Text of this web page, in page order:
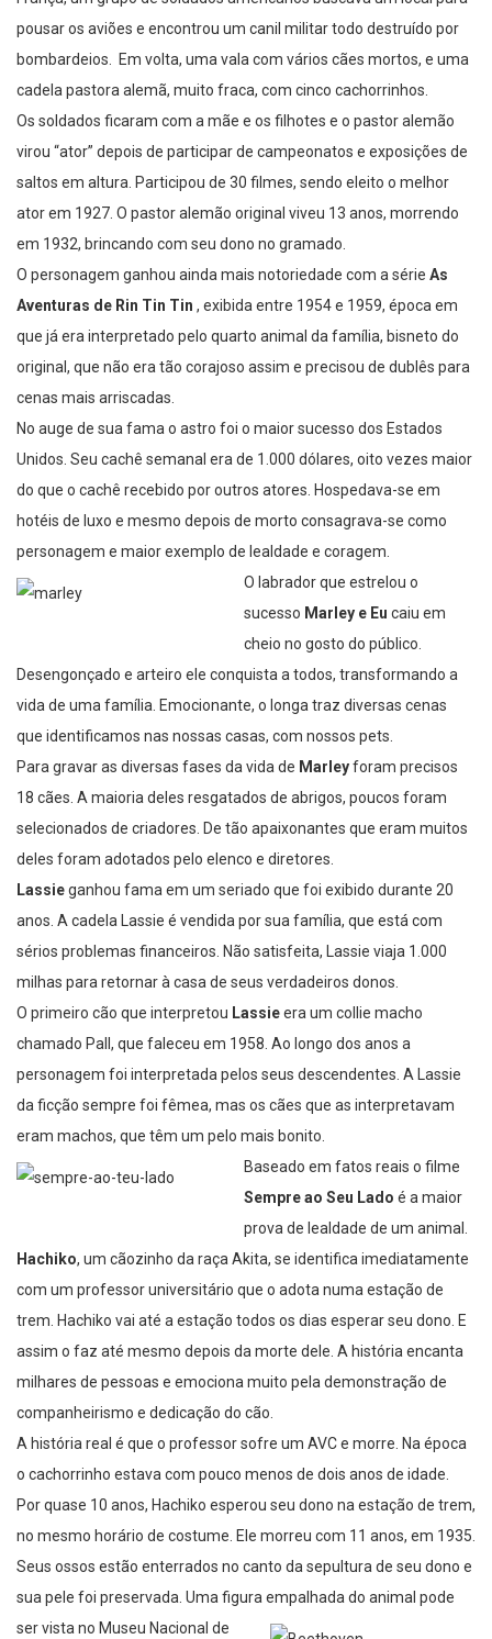
pousar os aviões e encontrou um canil militar todo destruído por
bombardeios. Em volta, uma vala com vários cães mortos, e uma
cadela pastora alemã, muito fraca, com cinco cachorrinhos.
Os soldados ficaram com a mãe e os filhotes e o pastor alemão
virou “ator” depois de participar de campeonatos e exposições de
saltos em altura. Participou de 30 filmes, sendo eleito o melhor
ator em 1927. O pastor alemão original viveu 13 anos, morrendo
em 1932, brincando com seu dono no gramado.
O personagem ganhou ainda mais notoriedade com a série As
Aventuras de Rin Tin Tin , exibida entre 1954 e 1959, época em
que já era interpretado pelo quarto animal da família, bisneto do
original, que não era tão corajoso assim e precisou de dublês para
cenas mais arriscadas.
No auge de sua fama o astro foi o maior sucesso dos Estados
Unidos. Seu cachê semanal era de 1.000 dólares, oito vezes maior
do que o cachê recebido por outros atores. Hospedava-se em
hotéis de luxo e mesmo depois de morto consagrava-se como
personagem e maior exemplo de lealdade e coragem.
O labrador que estrelou o
sucesso Marley e Eu caiu em
cheio no gosto do público.
Desengonçado e arteiro ele conquista a todos, transformando a
vida de uma família. Emocionante, o longa traz diversas cenas
que identificamos nas nossas casas, com nossos pets.
Para gravar as diversas fases da vida de Marleyforam precisos
18 cães. A maioria deles resgatados de abrigos, poucos foram
selecionados de criadores. De tão apaixonantes que eram muitos
deles foram adotados pelo elenco e diretores.
Lassieganhou fama em um seriado que foi exibido durante 20
anos. A cadela Lassie é vendida por sua família, que está com
sérios problemas financeiros. Não satisfeita, Lassie viaja 1.000
milhas para retornar à casa de seus verdadeiros donos.
O primeiro cão que interpretou Lassieera um collie macho
chamado Pall, que faleceu em 1958. Ao longo dos anos a
personagem foi interpretada pelos seus descendentes. A Lassie
da ficção sempre foi fêmea, mas os cães que as interpretavam
eram machos, que têm um pelo mais bonito.
Baseado em fatos reais o filme
Sempre ao Seu Lado é a maior
prova de lealdade de um animal.
Hachiko, um cãozinho da raça Akita, se identifica imediatamente
com um professor universitário que o adota numa estação de
trem. Hachiko vai até a estação todos os dias esperar seu dono. E
assim o faz até mesmo depois da morte dele. A história encanta
milhares de pessoas e emociona muito pela demonstração de
companheirismo e dedicação do cão.
A história real é que o professor sofre um AVC e morre. Na época
o cachorrinho estava com pouco menos de dois anos de idade.
Por quase 10 anos, Hachiko esperou seu dono na estação de trem,
no mesmo horário de costume. Ele morreu com 11 anos, em 1935.
Seus ossos estão enterrados no canto da sepultura de seu dono e
sua pele foi preservada. Uma figura empalhada do animal pode
ser vista no Museu Nacional de